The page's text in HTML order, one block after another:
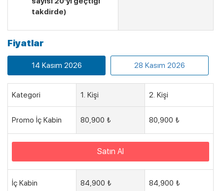
Son Kabinler
takdirde)
Fiyatlar
14 Kasım 2026 28 Kasım 2026
Kategori 1. Kişi 2. Kişi
Promo İç Kabin 80,900 ₺ 80,900 ₺
Satın Al
İç Kabin 84,900 ₺ 84,900 ₺